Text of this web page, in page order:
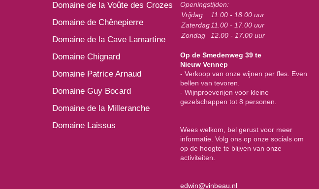
Domaine de la Voûte des Crozes
Domaine de Chênepierre
Domaine de la Cave Lamartine
Domaine Chignard
Domaine Patrice Arnaud
Domaine Guy Bocard
Domaine de la Milleranche
Domaine Laissus
Openingstijden:
Vrijdag
11.00 - 18.00 uur
Zaterdag 11.00 - 17.00 uur
Zondag
12.00 - 17.00 uur
Op de Smedenweg 39 te
Nieuw Vennep
- Verkoop van onze wijnen per fles. Even
bellen van tevoren.
- Wijnproeverijen voor kleine
gezelschappen tot 8 personen.
Wees welkom, bel gerust voor meer
informatie. Volg ons op onze socials om
op de hoogte te blijven van onze
activiteiten.
edwin@vinbeau.nl